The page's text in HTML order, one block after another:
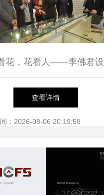
花，花看人——李佛君设
大连站与企业形象策划及
品牌推广的深度探索
查看详情
：2026-08-06 20:19:58